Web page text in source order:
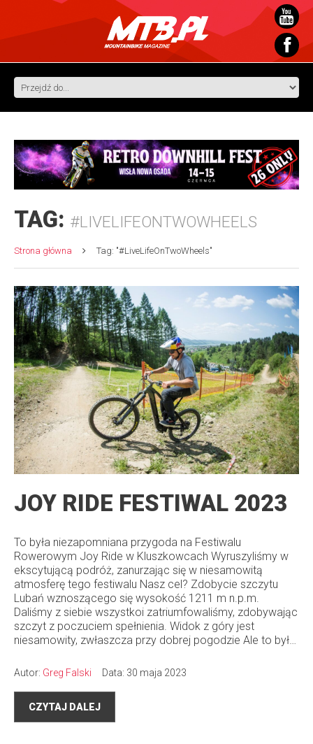
TAG: #LIVELIFEONTWOWHEELS
Strona główna Tag: "#LiveLifeOnTwoWheels"
JOY RIDE FESTIWAL 2023
To była niezapomniana przygoda na Festiwalu
Rowerowym Joy Ride w Kluszkowcach Wyruszyliśmy w
ekscytującą podróż, zanurzając się w niesamowitą
atmosferę tego festiwalu Nasz cel? Zdobycie szczytu
Lubań wznoszącego się wysokość 1211 m n.p.m.
Daliśmy z siebie wszystkoi zatriumfowaliśmy, zdobywając
szczyt z poczuciem spełnienia. Widok z góry jest
niesamowity, zwłaszcza przy dobrej pogodzie Ale to był…
Autor: Greg Falski Data: 30 maja 2023
CZYTAJ DALEJ